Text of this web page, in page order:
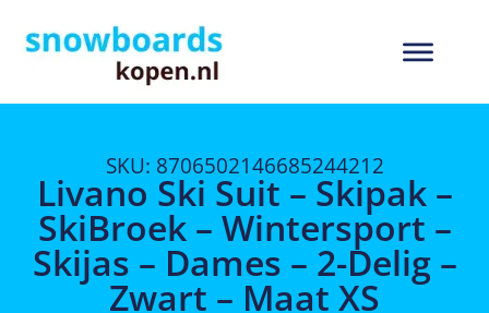
SKU: 8706502146685244212
Livano Ski Suit – Skipak –
SkiBroek – Wintersport –
Skijas – Dames – 2-Delig –
Zwart – Maat XS